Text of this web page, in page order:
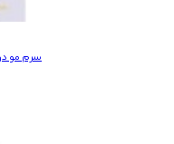
سرم مو